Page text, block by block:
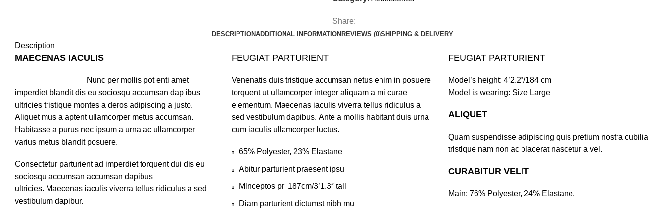
Share:
DESCRIPTIONADDITIONAL INFORMATION REVIEWS (0)SHIPPING & DELIVERY
Description
MAECENAS IACULIS
Nunc per mollis pot enti amet
imperdiet blandit dis eu sociosqu accumsan dap ibus
ultricies tristique montes a deros adipiscing a justo.
Aliquet mus a aptent ullamcorper metus accumsan.
Habitasse a purus nec ipsum a urna ac ullamcorper
varius metus blandit posuere.
Consectetur parturient ad imperdiet torquent dui dis eu
sociosqu accumsan accumsan dapibus
ultricies. Maecenas iaculis viverra tellus ridiculus a sed
vestibulum dapibur.
FEUGIAT PARTURIENT
Venenatis duis tristique accumsan netus enim in posuere
torquent ut ullamcorper integer aliquam a mi curae
elementum. Maecenas iaculis viverra tellus ridiculus a
sed vestibulum dapibus. Ante a mollis habitant duis urna
cum iaculis ullamcorper luctus.
65% Polyester, 23% Elastane
Abitur parturient praesent ipsu
Minceptos pri 187cm/3’1.3″ tall
Diam parturient dictumst nibh mu
FEUGIAT PARTURIENT
Model’s height: 4’2.2”/184 cm
Model is wearing: Size Large
ALIQUET
Quam suspendisse adipiscing quis pretium nostra cubilia
tristique nam non ac placerat nascetur a vel.
CURABITUR VELIT
Main: 76% Polyester, 24% Elastane.